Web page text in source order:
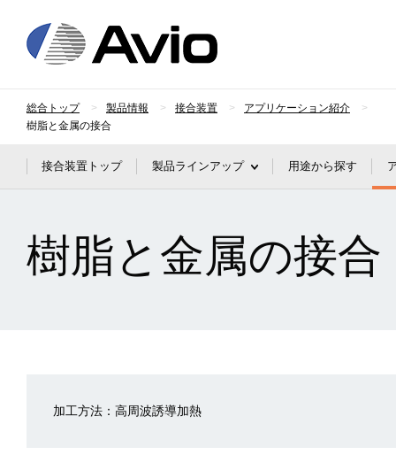
総合トップ 製品情報 接合装置
アプリケーション紹介
樹脂と金属の接合
接合装置トップ 製品ラインアップ 用途から探す
樹脂と金属の接合
加工方法：高周波誘導加熱